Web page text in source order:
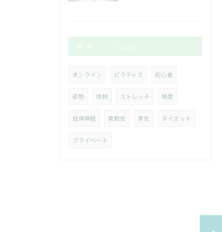
タグ Tags
オンライン ピラティス 初心者
姿勢 体幹 ストレッチ 頻度
自律神経 柔軟性 男性 ダイエット
プライベート